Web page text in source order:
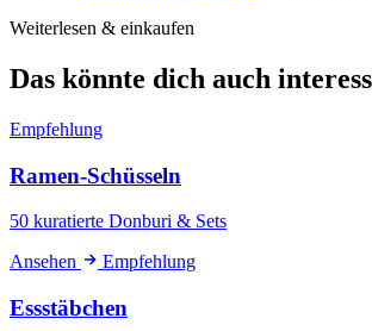
Weiterlesen & einkaufen
Das könnte dich auch
Empfehlung
Ramen-Schüsseln
50 kuratierte Donburi & Sets
Ansehen
Empfehlung
Essstäbchen